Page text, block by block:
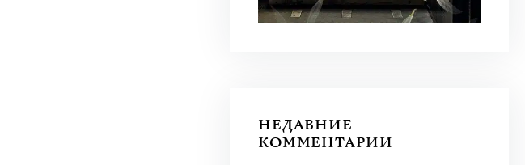
НЕДАВНИЕ
КОММЕНТАРИИ